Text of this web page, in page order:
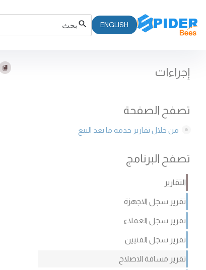
ENGLISH
تصفح الصفحة
من خلال تقارير خدمة ما بعد البيع
تصفح البرنامج
التقارير
تقرير سجل الاجهزة
تقرير سجل العملاء
تقرير سجل الفنيين
تقرير مسافة الاصلاح
إجراءات